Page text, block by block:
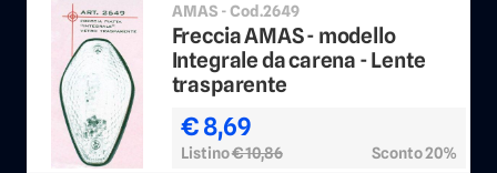
AMAS - Cod.2649
Freccia AMAS - modello
Integrale da carena - Lente
trasparente
€ 8,69
Listino€ 10,86 Sconto 20%